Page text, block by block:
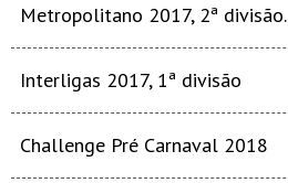
Metropolitano 2017, 2ª divisão.
Interligas 2017, 1ª divisão
Challenge Pré Carnaval 2018